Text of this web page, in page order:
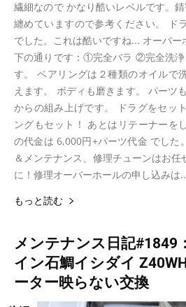
繊細なので かなり酷いレベルです。
纏めていますので参考ください。 ド
でした。これは酷いですね... オーバ
下の通りです：①完全バラ ②完全洗
す。 ベアリングは２種類のオイルで
えます。 ボディも磨きます。 パーツ
からの組み上げです。 ドラグをセッ
ングもセット！ あとはリテーナーを
の代金は 6,000円+パーツ代金 でした
＆メンテナンス、修理チューンはお
に！修理オーバーホールの申し込みは
もっと読む
メンテナンス日記#1849
イン石鯛イシダイ
ーター映らない交換